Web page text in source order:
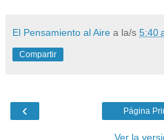
El Pensamiento al Aire a la/s 5:40
Compartir
‹ Página
Ver la